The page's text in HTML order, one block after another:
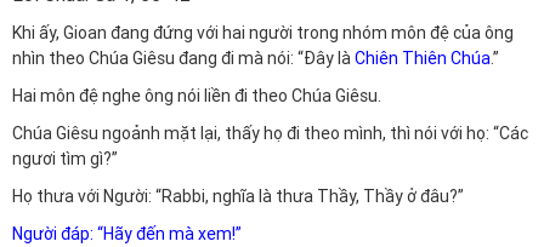
Khi ấy, Gioan đang đứng với hai người trong nhóm môn đệ của ông
nhìn theo Chúa Giêsu đang đi mà nói: “Đây làChiên Thiên Chúa.”
Hai môn đệ nghe ông nói liền đi theo Chúa Giêsu.
Chúa Giêsu ngoảnh mặt lại, thấy họ đi theo mình, thì nói với họ: “Các
ngươi tìm gì?”
Họ thưa với Người: “Rabbi, nghĩa là thưa Thầy, Thầy ở đâu?”
Người đáp: “Hãy đến mà xem!”